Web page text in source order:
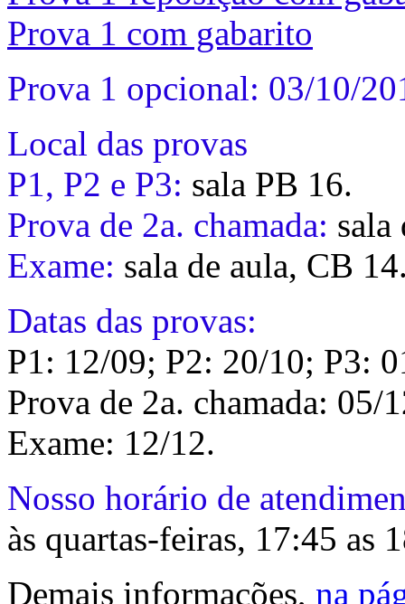
Prova 1 com gabarito
Prova 1 opcional: 03/10/
Local das provas
P1, P2 e P3: sala PB 16.
Prova de 2a. chamada:
Exame: sala de aula, CB
Datas das provas:
P1: 12/09; P2: 20/10; P3:
Prova de 2a. chamada: 05/
Exame: 12/12.
Nosso horário de
às quartas-feiras, 17:45 as
Demais informações, na